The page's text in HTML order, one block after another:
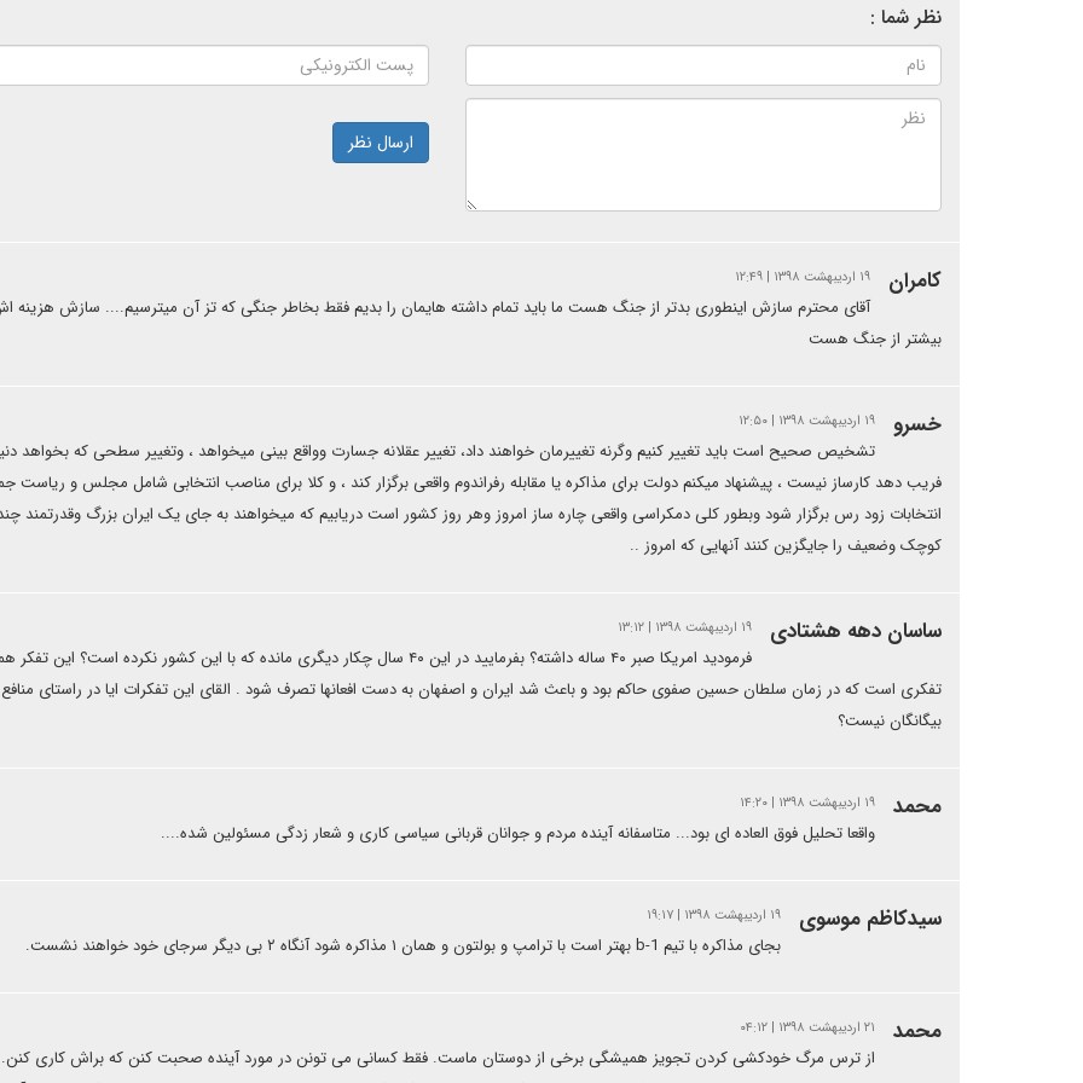
نظر شما :
ارسال نظر
کامران ۱۹ اردیبهشت ۱۳۹۸ | ۱۲:۴۹
آقای محترم سازش اینطوری بدتر از جنگ هست ما باید تمام داشته هایمان را بدیم فقط بخاطر جنگی که تز آن میترسیم.... سازش هزینه
بیشتر از جنگ هست
خسرو ۱۹ اردیبهشت ۱۳۹۸ | ۱۲:۵۰
تشخیص صحیح است باید تغییر کنیم وگرنه تغییرمان خواهند داد، تغییر عقلانه جسارت وواقع بینی میخواهد ، وتغییر سطحی که بخواهد
فریب دهد کارساز نیست ، پیشنهاد میکنم دولت برای مذاکره یا مقابله رفراندوم واقعی برگزار کند ، و کلا برای مناصب انتخابی شامل مجلس و ریاست
انتخابات زود رس برگزار شود وبطور کلی دمکراسی واقعی چاره ساز امروز وهر روز کشور است دریابیم که میخواهند به جای یک ایران بزرگ وقدرتمند
کوچک وضعیف را جایگزین کنند آنهایی که امروز ..
ساسان دهه هشتادی ۱۹ اردیبهشت ۱۳۹۸ | ۱۳:۱۲
فرمودید امریکا صبر ۴۰ ساله داشته؟ بفرمایید در این ۴۰ سال چکار دیگری مانده که با این کشور نکرده است؟ این
تفکری است که در زمان سلطان حسین صفوی حاکم بود و باعث شد ایران و اصفهان به دست افعانها تصرف شود . القای این تفکرات ایا در راستای منافع
بیگانگان نیست؟
محمد ۱۹ اردیبهشت ۱۳۹۸ | ۱۴:۲۰
واقعا تحلیل فوق العاده ای بود... متاسفانه آینده مردم و جوانان قربانی سیاسی کاری و شعار زدگی مسئولین شده....
سیدکاظم موسوی ۱۹ اردیبهشت ۱۳۹۸ | ۱۹:۱۷
بجای مذاکره با تیم b-1 بهتر است با ترامپ و بولتون و همان ۱ مذاکره شود آنگاه ۲ بی دیگر سرجای خود خواهند نشست.
محمد ۲۱ اردیبهشت ۱۳۹۸ | ۰۴:۱۲
از ترس مرگ خودکشی کردن تجویز همیشگی برخی از دوستان ماست. فقط کسانی می تونن در مورد آینده صحبت کنن که براش کاری کنن.